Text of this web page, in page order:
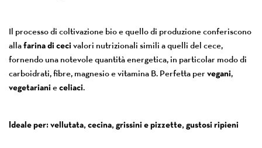
Il processo di coltivazione bio e quello di produzione conferiscono
alla farina di ceci valori nutrizionali simili a quelli del cece,
fornendo una notevole quantità energetica, in particolar modo di
carboidrati, fibre, magnesio e vitamina B. Perfetta per vegani,
vegetariani e celiaci.
Ideale per: vellutata, cecina, grissini e pizzette, gustosi ripieni